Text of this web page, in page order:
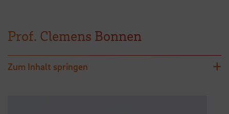
Prof. Clemens Bonnen
Zum Inhalt springen